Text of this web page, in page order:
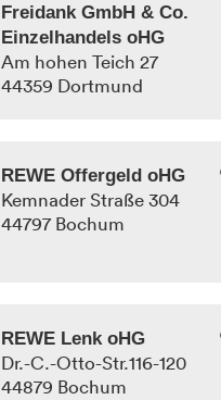
Freidank GmbH & Co.
Einzelhandels oHG
Am hohen Teich 27
44359 Dortmund
REWE Offergeld oHG
Kemnader Straße 304
44797Bochum
REWE Lenk oHG
Dr.-C.-Otto-Str.116-120
44879 Bochum